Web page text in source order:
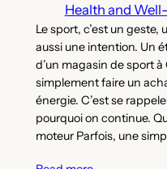
Health and
Le sport, c’est un geste,
aussi une intention. Un
d’un magasin de sport à
simplement faire un
énergie. C’est se
pourquoi on continue.
moteur Parfois, une